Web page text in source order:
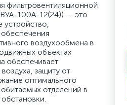
фильтровентиляционной
100А-12(24)) — это
устройство,
воздухообмена в
объектах
обеспечивает
защиту от
оптимального
отделений в